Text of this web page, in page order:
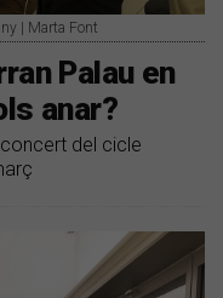
| Marta Font
Palau en
anar?
del cicle